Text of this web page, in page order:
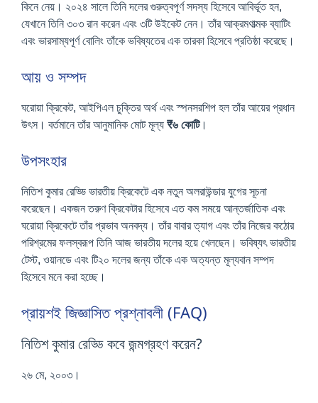
কিনে নেয়। ২০২৪ সালে তিনি দলের গুরুত্বপূর্ণ সদস্য হিসেবে আবির্ভূত হন,
যেখানে তিনি ৩০৩ রান করেন এবং ৩টি উইকেট নেন। তাঁর আক্রমণাত্মক ব্যাটিং
এবং ভারসাম্যপূর্ণ বোলিং তাঁকে ভবিষ্যতের এক তারকা হিসেবে প্রতিষ্ঠা করেছে।
আয় ও সম্পদ
ঘরোয়া ক্রিকেট, আইপিএল চুক্তির অর্থ এবং স্পনসরশিপ হল তাঁর আয়ের প্রধান
উৎস। বর্তমানে তাঁর আনুমানিক মোট মূল্য ₹৬ কোটি।
উপসংহার
নিতিশ কুমার রেড্ডি ভারতীয় ক্রিকেটে এক নতুন অলরাউন্ডার যুগের সূচনা
করেছেন। একজন তরুণ ক্রিকেটার হিসেবে এত কম সময়ে আন্তর্জাতিক এবং
ঘরোয়া ক্রিকেটে তাঁর প্রভাব অনবদ্য। তাঁর বাবার ত্যাগ এবং তাঁর নিজের কঠোর
পরিশ্রমের ফলস্বরূপ তিনি আজ ভারতীয় দলের হয়ে খেলছেন। ভবিষ্যৎ ভারতীয়
টেস্ট, ওয়ানডে এবং টি২০ দলের জন্য তাঁকে এক অত্যন্ত মূল্যবান সম্পদ
হিসেবে মনে করা হচ্ছে।
প্রায়শই জিজ্ঞাসিত প্রশ্নাবলী (FAQ)
নিতিশ কুমার রেড্ডি কবে জন্মগ্রহণ করেন?
২৬ মে, ২০০৩।